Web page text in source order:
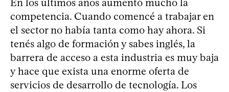
En los últimos años aumentó mucho la
competencia. Cuando comencé a trabajar en
el sector no había tanta como hay ahora. Si
tenés algo de formación y sabes inglés, la
barrera de acceso a esta industria es muy baja
y hace que exista una enorme oferta de
servicios de desarrollo de tecnología. Los